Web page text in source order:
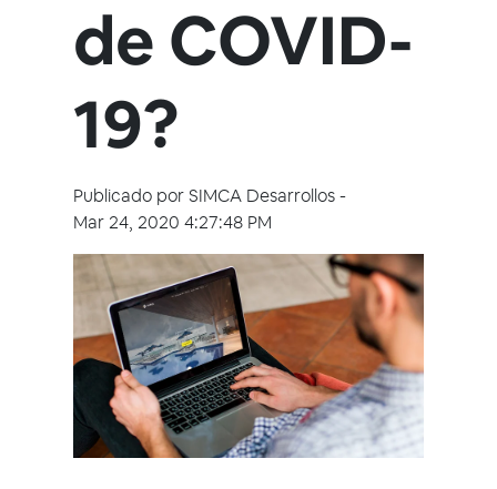
de COVID-
19?
Publicado porSIMCA Desarrollos-
Mar 24, 2020 4:27:48 PM